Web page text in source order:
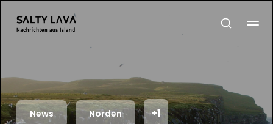
News Norden +1